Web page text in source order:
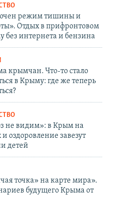
режим тишины и
Отдых в прифронтовом
без интернета и бензина
крымчан. Что-то стало
в Крыму: где же теперь
не видим»: в Крым на
и оздоровление завезут
детей
точка» на карте мира».
будущего Крыма от